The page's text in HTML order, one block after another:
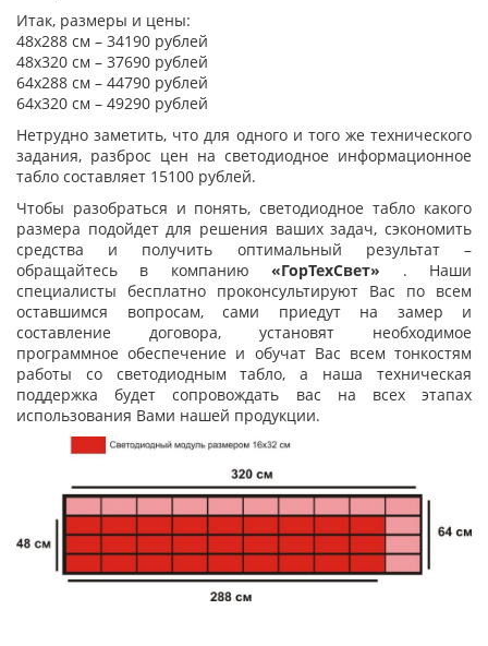
Итак, размеры и цены:
48х288 см – 34190 рублей
48х320 см – 37690 рублей
64х288 см – 44790 рублей
64х320 см – 49290 рублей
Нетрудно заметить, что для одного и того же технического
задания, разброс цен на светодиодное информационное
табло составляет 15100 рублей.
Чтобы разобраться и понять, светодиодное табло какого
размера подойдет для решения ваших задач, сэкономить
средства и получить оптимальный результат –
обращайтесь в компанию«ГорТехСвет» . Наши
специалисты бесплатно проконсультируют Вас по всем
оставшимся вопросам, сами приедут на замер и
составление договора, установят необходимое
программное обеспечение и обучат Вас всем тонкостям
работы со светодиодным табло, а наша техническая
поддержка будет сопровождать вас на всех этапах
использования Вами нашей продукции.